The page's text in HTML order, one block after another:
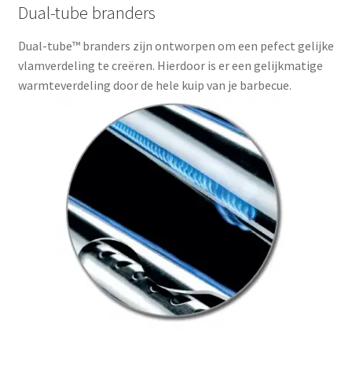
Dual-tube branders
Dual-tube™ branders zijn ontworpen om een pefect gelijke
vlamverdeling te creëren. Hierdoor is er een gelijkmatige
warmteverdeling door de hele kuip van je barbecue.